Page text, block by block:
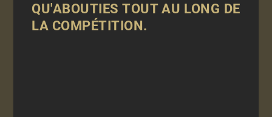
QU'ABOUTIES TOUT AU LONG DE
LA COMPÉTITION.